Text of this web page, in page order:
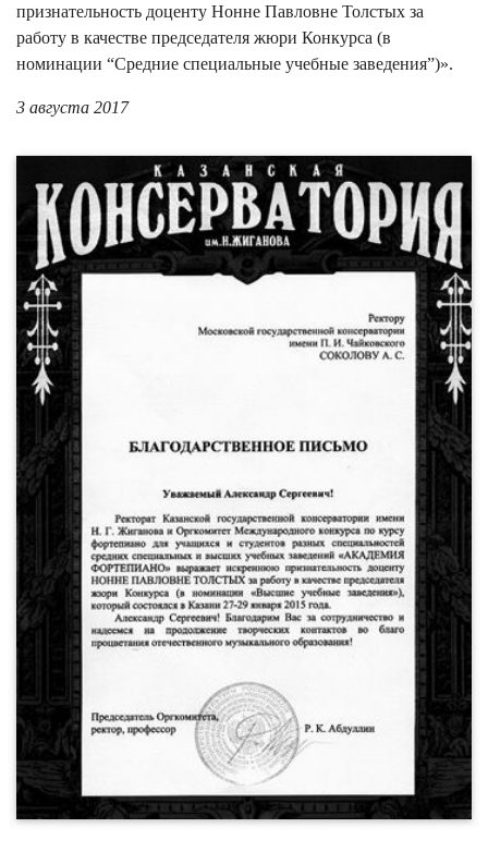
признательность доценту Нонне Павловне Толстых за
работу в качестве председателя жюри Конкурса (в
номинации “Средние специальные учебные заведения”)».
3 августа 2017